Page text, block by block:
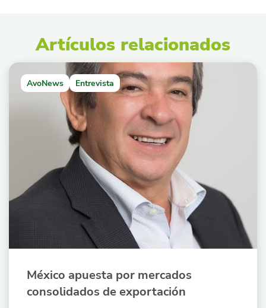
Artículos relacionados
AvoNews Entrevista
México apuesta por mercados
consolidados de exportación